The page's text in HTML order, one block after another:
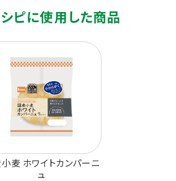
ピに使用した商品
麦 ホワイトカンパーニ
ュ